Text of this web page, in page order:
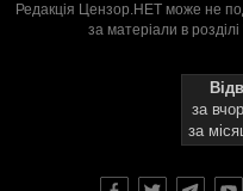
Редакція Цензор.НЕТ може не
за матеріали в
за
за